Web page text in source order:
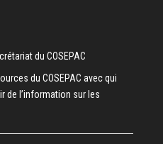
du COSEPAC
du COSEPAC avec qui
de l’information sur les